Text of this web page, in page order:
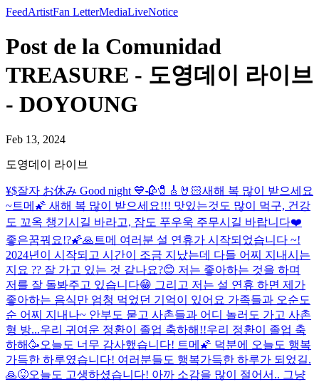
FeedArtistFan LetterMediaLiveNotice
Post de la Comunidad
TREASURE - 도영데이 라이브
- DOYOUNG
Feb 13, 2024
도영데이 라이브
¥$잘자 お休み Good night 💙🥀🧷🎸🤘🏻새해 복 많이 받으세요
~트메🌠 새해 복 많이 받으세요!!! 맛있는것도 많이 먹구, 건강
도 꼬옥 챙기시길 바라고, 잠도 푸우욱 주무시길 바랍니다❤️
좋은꿈꿔요!?🌠🙏 트메 여러분 설 연휴가 시작되었습니다 ~!
2024년이 시작되고 시간이 조금 지났는데 다들 어찌 지내시는
지요 ?? 잘 가고 있는 것 같나요?😊 저는 좋아하는 것을 하며
저를 잘 돌봐주고 있습니다😁 그리고 저는 설 연휴 하면 제가
좋아하는 음식만 엄청 먹었던 기억이 있어요 가족들과 오순도
순 어찌 지내나~ 안부도 묻고 사촌들과 어디 놀러도 가고 사촌
형 방...우리 귀여운 정환이 졸업 축하해!!우리 정환이 졸업 축
하해🥳오늘도 너무 감사했습니다! 트메🌠 덕분에 오늘도 행복
가득한 하루였습니다! 여러분들도 행복가득한 하루가 되었길.
🙏😝오늘도 고생하셨습니다! 아까 소감을 많이 절어서.. 그냥